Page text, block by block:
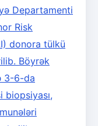
Departamenti
Risk
donora tülkü
Böyrək
3-6-da
biopsiyası,